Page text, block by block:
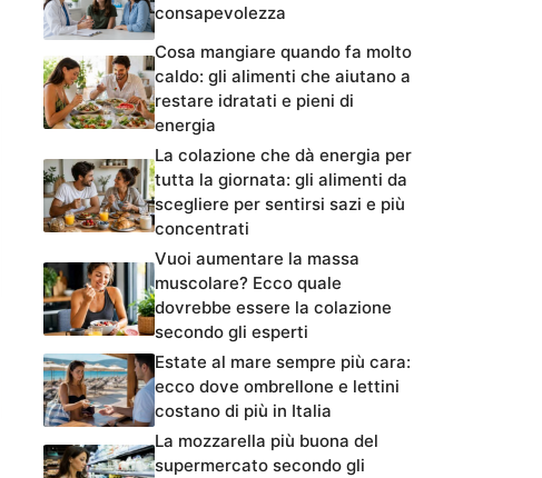
consapevolezza
Cosa mangiare quando fa molto
caldo: gli alimenti che aiutano a
restare idratati e pieni di
energia
La colazione che dà energia per
tutta la giornata: gli alimenti da
scegliere per sentirsi sazi e più
concentrati
Vuoi aumentare la massa
muscolare? Ecco quale
dovrebbe essere la colazione
secondo gli esperti
Estate al mare sempre più cara:
ecco dove ombrellone e lettini
costano di più in Italia
La mozzarella più buona del
supermercato secondo gli